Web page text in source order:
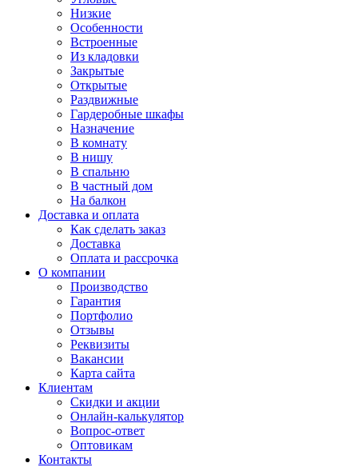
Низкие
Особенности
Встроенные
Из кладовки
Закрытые
Открытые
Раздвижные
Гардеробные шкафы
Назначение
В комнату
В нишу
В спальню
В частный дом
На балкон
Доставка и оплата
Как сделать заказ
Доставка
Оплата и рассрочка
О компании
Производство
Гарантия
Портфолио
Отзывы
Реквизиты
Вакансии
Карта сайта
Клиентам
Скидки и акции
Онлайн-калькулятор
Вопрос-ответ
Оптовикам
Контакты